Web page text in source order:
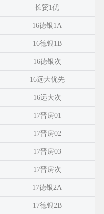
长贸1优
16德银1A
16德银1B
16德银次
16远大优先
16远大次
17晋房01
17晋房02
17晋房03
17晋房次
17德银2A
17德银2B